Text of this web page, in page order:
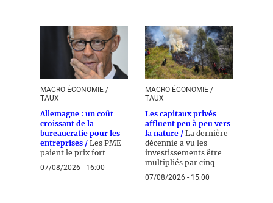
MACRO-ÉCONOMIE /
TAUX
Allemagne : un coût
croissant de la
bureaucratie pour les
entreprises / Les PME
paient le prix fort
07/08/2026 - 16:00
MACRO-ÉCONOMIE /
TAUX
Les capitaux privés
affluent peu à peu vers
la nature / La dernière
décennie a vu les
investissements être
multipliés par cinq
07/08/2026 - 15:00